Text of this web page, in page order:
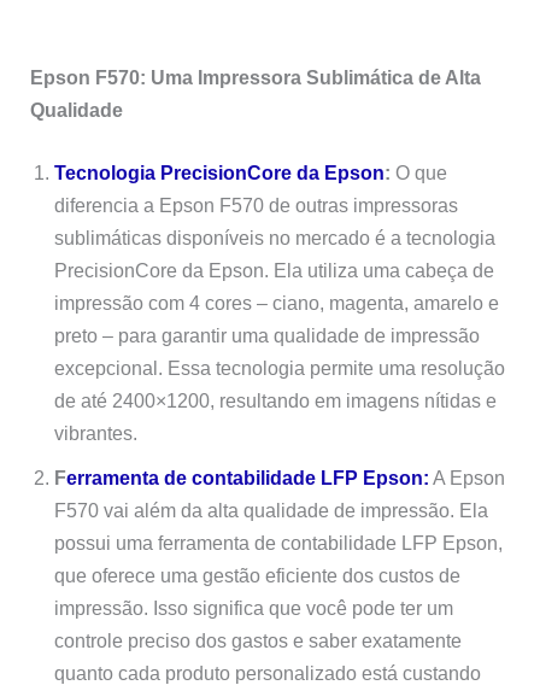
Epson F570: Uma Impressora Sublimática de Alta
Qualidade
Tecnologia PrecisionCore da Epson: O que
diferencia a Epson F570 de outras impressoras
sublimáticas disponíveis no mercado é a tecnologia
PrecisionCore da Epson. Ela utiliza uma cabeça de
impressão com 4 cores – ciano, magenta, amarelo e
preto – para garantir uma qualidade de impressão
excepcional. Essa tecnologia permite uma resolução
de até 2400×1200, resultando em imagens nítidas e
vibrantes.
Ferramenta de contabilidade LFP Epson: A Epson
F570 vai além da alta qualidade de impressão. Ela
possui uma ferramenta de contabilidade LFP Epson,
que oferece uma gestão eficiente dos custos de
impressão. Isso significa que você pode ter um
controle preciso dos gastos e saber exatamente
quanto cada produto personalizado está custando